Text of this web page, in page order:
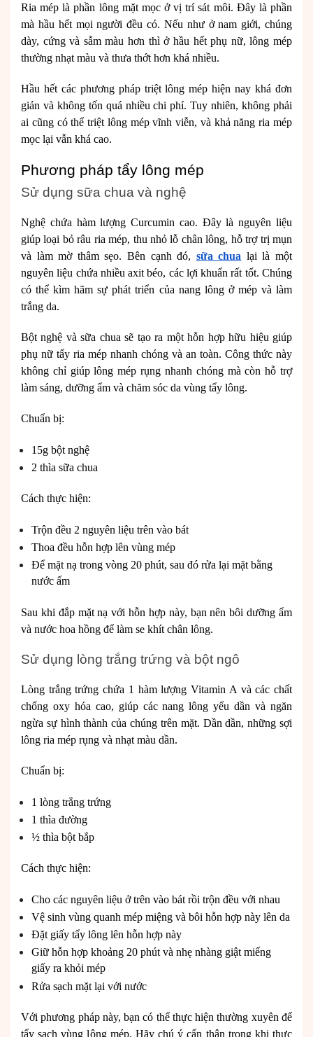
Ria mép là phần lông mặt mọc ở vị trí sát môi. Đây là phần
mà hầu hết mọi người đều có. Nếu như ở nam giới, chúng
dày, cứng và sẫm màu hơn thì ở hầu hết phụ nữ, lông mép
thường nhạt màu và thưa thớt hơn khá nhiều.
Hầu hết các phương pháp triệt lông mép hiện nay khá đơn
giản và không tốn quá nhiều chi phí. Tuy nhiên, không phải
ai cũng có thể triệt lông mép vĩnh viễn, và khả năng ria mép
mọc lại vẫn khá cao.
Phương pháp tẩy lông mép
Sử dụng sữa chua và nghệ
Nghệ chứa hàm lượng Curcumin cao. Đây là nguyên liệu
giúp loại bỏ râu ria mép, thu nhỏ lỗ chân lông, hỗ trợ trị mụn
và làm mờ thâm sẹo. Bên cạnh đó, sữa chua lại là một
nguyên liệu chứa nhiều axit béo, các lợi khuẩn rất tốt. Chúng
có thể kìm hãm sự phát triển của nang lông ở mép và làm
trắng da.
Bột nghệ và sữa chua sẽ tạo ra một hỗn hợp hữu hiệu giúp
phụ nữ tẩy ria mép nhanh chóng và an toàn. Công thức này
không chỉ giúp lông mép rụng nhanh chóng mà còn hỗ trợ
làm sáng, dưỡng ẩm và chăm sóc da vùng tẩy lông.
Chuẩn bị:
15g bột nghệ
2 thìa sữa chua
Cách thực hiện:
Trộn đều 2 nguyên liệu trên vào bát
Thoa đều hỗn hợp lên vùng mép
Để mặt nạ trong vòng 20 phút, sau đó rửa lại mặt bằng
nước ấm
Sau khi đắp mặt nạ với hỗn hợp này, bạn nên bôi dưỡng ẩm
và nước hoa hồng để làm se khít chân lông.
Sử dụng lòng trắng trứng và bột ngô
Lòng trắng trứng chứa 1 hàm lượng Vitamin A và các chất
chống oxy hóa cao, giúp các nang lông yếu dần và ngăn
ngừa sự hình thành của chúng trên mặt. Dần dần, những sợi
lông ria mép rụng và nhạt màu dần.
Chuẩn bị:
1 lòng trắng trứng
1 thìa đường
½ thìa bột bắp
Cách thực hiện:
Cho các nguyên liệu ở trên vào bát rồi trộn đều với nhau
Vệ sinh vùng quanh mép miệng và bôi hỗn hợp này lên da
Đặt giấy tẩy lông lên hỗn hợp này
Giữ hỗn hợp khoảng 20 phút và nhẹ nhàng giật miếng
giấy ra khỏi mép
Rửa sạch mặt lại với nước
Với phương pháp này, bạn có thể thực hiện thường xuyên để
tẩy sạch vùng lông mép. Hãy chú ý cẩn thận trong khi thực